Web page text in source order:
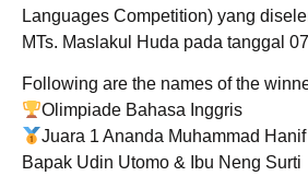
Languages Competition) yang
MTs. Maslakul Huda pada tanggal
Following are the names of the
Olimpiade Bahasa Inggris
Juara 1 Ananda Muhammad
Bapak Udin Utomo & Ibu Neng Surti